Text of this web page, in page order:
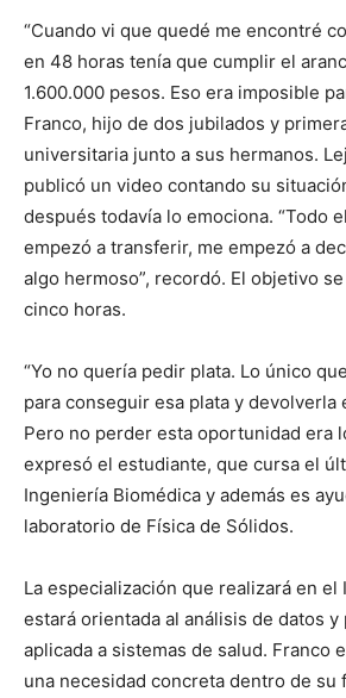
“Cuando vi que quedé me encontré
en 48 horas tenía que cumplir el
1.600.000 pesos. Eso era imposible
Franco, hijo de dos jubilados y
universitaria junto a sus hermanos.
publicó un video contando su
después todavía lo emociona. “Todo
empezó a transferir, me empezó a
algo hermoso”, recordó. El objetivo
cinco horas.
“Yo no quería pedir plata. Lo único
para conseguir esa plata y devolverla
Pero no perder esta oportunidad era
expresó el estudiante, que cursa el
Ingeniería Biomédica y además es
laboratorio de Física de Sólidos.
La especialización que realizará en
estará orientada al análisis de datos y
aplicada a sistemas de salud. Franco
una necesidad concreta dentro de su